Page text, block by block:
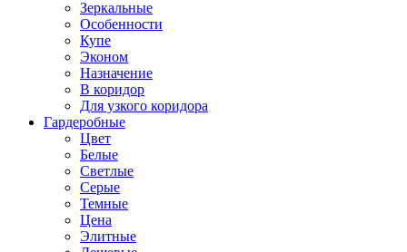
Зеркальные
Особенности
Купе
Эконом
Назначение
В коридор
Для узкого коридора
Гардеробные
Цвет
Белые
Светлые
Серые
Темные
Цена
Элитные